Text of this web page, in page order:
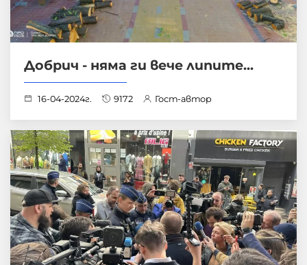
Добрич - няма ги вече липите...
16-04-2024г. 9172 Гост-автор